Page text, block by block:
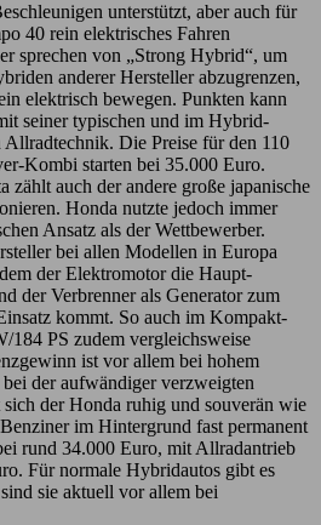
unterstützt, aber auch für
40 rein elektrisches Fahren
sprechen von „Strong Hybrid“, um
anderer Hersteller abzugrenzen,
elektrisch bewegen. Punkten kann
seiner typischen und im Hybrid-
Allradtechnik. Die Preise für den 110
Kombi starten bei 35.000 Euro.
auch der andere große japanische
Honda nutzte jedoch immer
Ansatz als der Wettbewerber.
bei allen Modellen in Europa
der Elektromotor die Haupt-
der Verbrenner als Generator zum
kommt. So auch im Kompakt-
PS zudem vergleichsweise
ist vor allem bei hohem
der aufwändiger verzweigten
der Honda ruhig und souverän wie
im Hintergrund fast permanent
rund 34.000 Euro, mit Allradantrieb
Für normale Hybridautos gibt es
sie aktuell vor allem bei